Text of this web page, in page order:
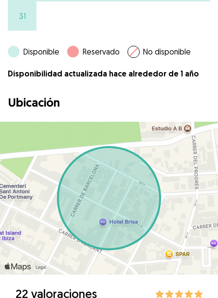
31
Disponible Reservado No disponible
Disponibilidad actualizada hace alrededor de 1 año
Ubicación
22 valoraciones